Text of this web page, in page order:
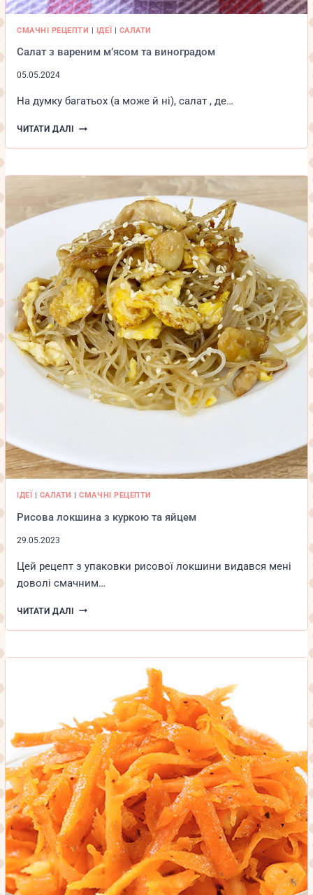
СМАЧНІ РЕЦЕПТИ | ІДЕЇ | САЛАТИ
Салат з вареним м’ясом та виноградом
05.05.2024
На думку багатьох (а може й ні), салат , де…
ЧИТАТИ ДАЛІ
САЛАТ
ТА
ІДЕЇ | САЛАТИ |СМАЧНІ РЕЦЕПТИ
Рисова локшина з куркою та яйцем
29.05.2023
Цей рецепт з упаковки рисової локшини видався мені
доволі смачним…
ЧИТАТИ ДАЛІ РИСОВА
З
ТА